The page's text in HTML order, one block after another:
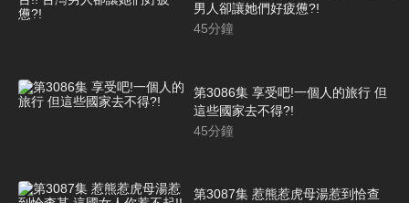
男人卻讓她們好疲憊?!
45分鐘
第3086集 享受吧!一個人的旅行 但
這些國家去不得?!
45分鐘
第3087集 惹熊惹虎母湯惹到恰查